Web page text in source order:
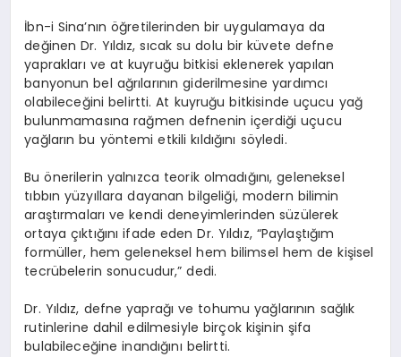
İbn-i Sina’nın öğretilerinden bir uygulamaya da
değinen Dr. Yıldız, sıcak su dolu bir küvete defne
yaprakları ve at kuyruğu bitkisi eklenerek yapılan
banyonun bel ağrılarının giderilmesine yardımcı
olabileceğini belirtti. At kuyruğu bitkisinde uçucu yağ
bulunmamasına rağmen defnenin içerdiği uçucu
yağların bu yöntemi etkili kıldığını söyledi.
Bu önerilerin yalnızca teorik olmadığını, geleneksel
tıbbın yüzyıllara dayanan bilgeliği, modern bilimin
araştırmaları ve kendi deneyimlerinden süzülerek
ortaya çıktığını ifade eden Dr. Yıldız, “Paylaştığım
formüller, hem geleneksel hem bilimsel hem de kişisel
tecrübelerin sonucudur,” dedi.
Dr. Yıldız, defne yaprağı ve tohumu yağlarının sağlık
rutinlerine dahil edilmesiyle birçok kişinin şifa
bulabileceğine inandığını belirtti.